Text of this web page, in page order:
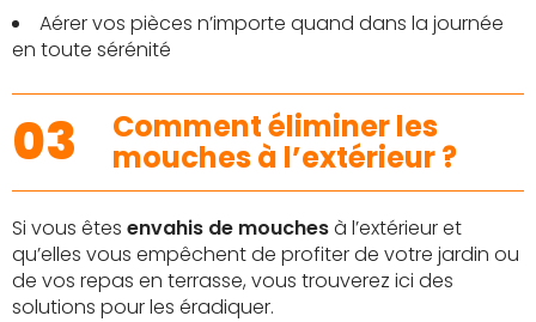
Aérer vos pièces n’importe quand dans la journée
en toute sérénité
03 Comment éliminer les
mouches à l’extérieur ?
Si vous êtes envahis de mouchesà l’extérieur et
qu’elles vous empêchent de profiter de votre jardin ou
de vos repas en terrasse, vous trouverez ici des
solutions pour les éradiquer.